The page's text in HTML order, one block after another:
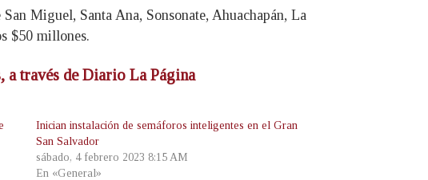
Miguel, Santa Ana, Sonsonate, Ahuachapán, La
$50 millones.
a través de Diario La Página
Inician instalación de semáforos inteligentes en el Gran
San Salvador
sábado, 4 febrero 2023 8:15 AM
En «General»